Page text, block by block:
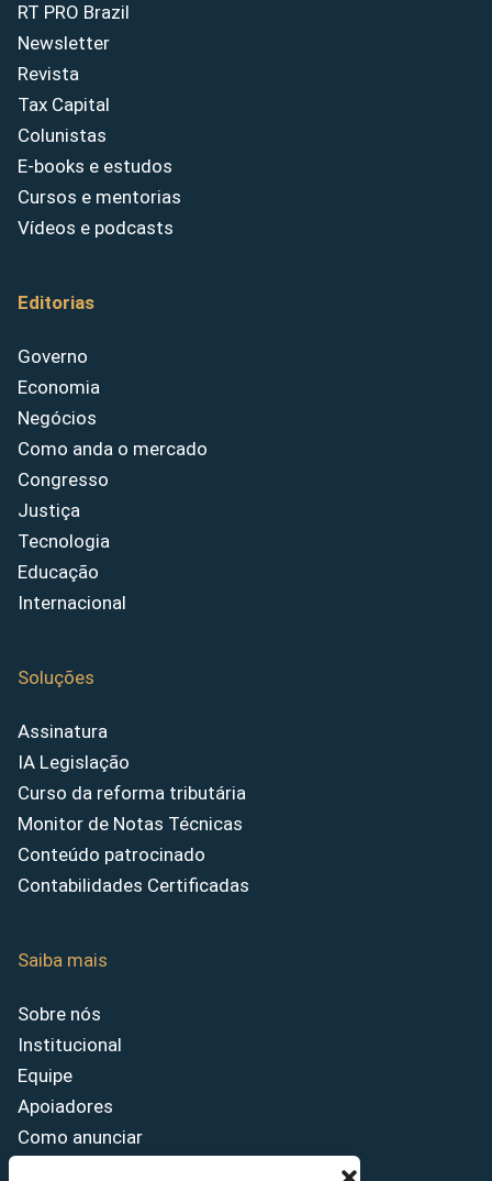
RT PRO Brazil
Newsletter
Revista
Tax Capital
Colunistas
E-books e estudos
Cursos e mentorias
Vídeos e podcasts
Editorias
Governo
Economia
Negócios
Como anda o mercado
Congresso
Justiça
Tecnologia
Educação
Internacional
Soluções
Assinatura
IA Legislação
Curso da reforma tributária
Monitor de Notas Técnicas
Conteúdo patrocinado
Contabilidades Certificadas
Saiba mais
Sobre nós
Institucional
Equipe
Apoiadores
Como anunciar